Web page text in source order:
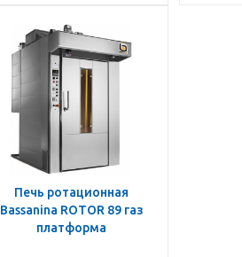
Печь ротационная
Bassanina ROTOR 89 газ
платформа